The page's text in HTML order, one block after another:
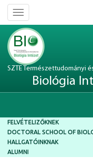
Toggle
navigation
SZTE Természettudományi
Biológia
FELVÉTELIZŐKNEK
DOCTORAL SCHOOL OF
HALLGATÓINKNAK
ALUMNI